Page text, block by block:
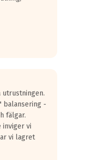
utrustningen.
balansering -
fälgar.
inviger vi
vi lagret